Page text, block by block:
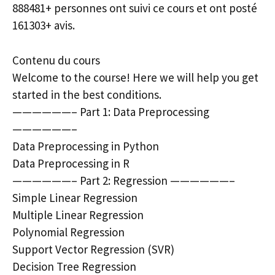
888481+ personnes ont suivi ce cours et ont posté
161303+ avis.
Contenu du cours
Welcome to the course! Here we will help you get
started in the best conditions.
——————– Part 1: Data Preprocessing
——————–
Data Preprocessing in Python
Data Preprocessing in R
——————– Part 2: Regression ——————–
Simple Linear Regression
Multiple Linear Regression
Polynomial Regression
Support Vector Regression (SVR)
Decision Tree Regression